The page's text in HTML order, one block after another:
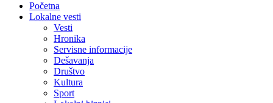
Početna
Lokalne vesti
Vesti
Hronika
Servisne informacije
Dešavanja
Društvo
Kultura
Sport